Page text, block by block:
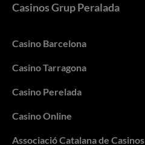
Casinos Grup Peralada
Casino Barcelona
Casino Tarragona
Casino Perelada
Casino Online
Associació Catalana de Casinos